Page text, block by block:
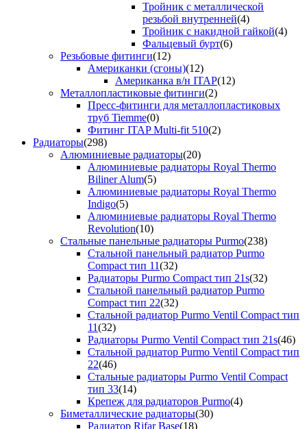
Тройник с металлической
резьбой внутренней(4)
Тройник с накидной гайкой(4)
Фальцевый бурт(6)
Резьбовые фитинги(12)
Американки (сгоны)(12)
Американка в/н ITAP(12)
Металлопластиковые фитинги(2)
Пресс-фитинги для металлопластиковых
труб Tiemme(0)
Фитинг ITAP Multi-fit 510(2)
Радиаторы(298)
Алюминиевые радиаторы(20)
Алюминиевые радиаторы Royal Thermo
Biliner Alum(5)
Алюминиевые радиаторы Royal Thermo
Indigo(5)
Алюминиевые радиаторы Royal Thermo
Revolution(10)
Стальные панельные радиаторы Purmo(238)
Стальной панельный радиатор Purmo
Compact тип 11(32)
Радиаторы Purmo Compact тип 21s(32)
Стальной панельный радиатор Purmo
Compact тип 22(32)
Стальной радиатор Purmo Ventil Compact тип
11(32)
Радиаторы Purmo Ventil Compact тип 21s(46)
Стальной радиатор Purmo Ventil Compact тип
22(46)
Стальные радиаторы Purmo Ventil Compact
тип 33(14)
Крепеж для радиаторов Purmo(4)
Биметаллические радиаторы(30)
Радиатор Rifar Base(18)